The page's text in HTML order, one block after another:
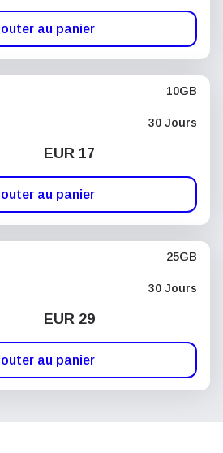
au panier
10GB
30 Jours
EUR 17
au panier
25GB
30 Jours
EUR 29
au panier